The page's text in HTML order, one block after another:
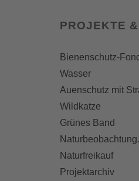
PROJEKTE
Bienenschutz-
Wasser
Auenschutz mit
Wildkatze
Grünes Band
Naturfreikauf
Projektarchiv